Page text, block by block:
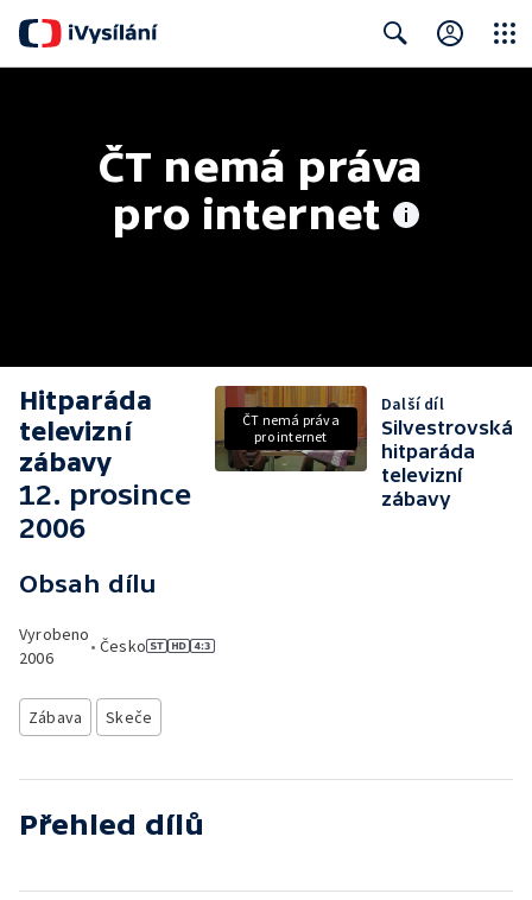
ČT nemá práva
pro internet
Hitparáda
televizní
zábavy
12. prosince
2006
Obsah dílu
Vyrobeno
2006
• Česko
Zábava Skeče
ČT nemá práva
pro internet
Další díl
Silvestrovská
hitparáda
televizní
zábavy
Přehled dílů